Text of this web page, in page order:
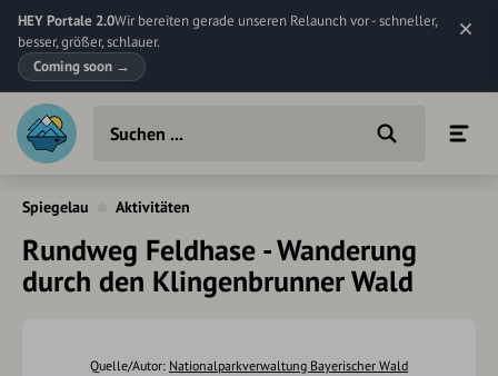
HEY Portale 2.0Wir bereiten gerade unseren Relaunch vor - schneller,
besser, größer, schlauer.
Coming soon →
Spiegelau Aktivitäten
Rundweg Feldhase - Wanderung
durch den Klingenbrunner Wald
Quelle/Autor: Nationalparkverwaltung Bayerischer Wald